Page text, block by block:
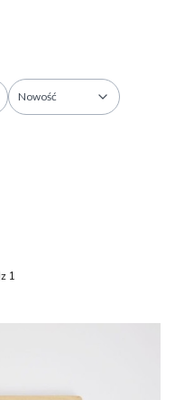
Nowość
z 1